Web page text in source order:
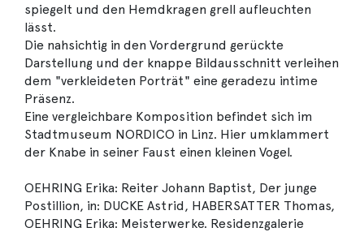
spiegelt und den Hemdkragen grell aufleuchten
lässt.
Die nahsichtig in den Vordergrund gerückte
Darstellung und der knappe Bildausschnitt verleihen
dem "verkleideten Porträt" eine geradezu intime
Präsenz.
Eine vergleichbare Komposition befindet sich im
Stadtmuseum NORDICO in Linz. Hier umklammert
der Knabe in seiner Faust einen kleinen Vogel.
OEHRING Erika: Reiter Johann Baptist, Der junge
Postillion, in: DUCKE Astrid, HABERSATTER Thomas,
OEHRING Erika: Meisterwerke. Residenzgalerie